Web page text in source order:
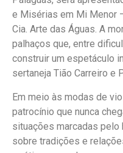
e Misérias em Mi Menor
Cia. Arte das Águas. A
palhaços que, entre
construir um espetáculo
sertaneja Tião Carreiro e
Em meio às modas de
patrocínio que nunca
situações marcadas pelo
sobre tradições e